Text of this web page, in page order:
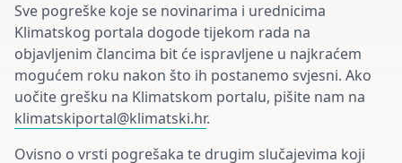
Sve pogreške koje se novinarima i urednicima
Klimatskog portala dogode tijekom rada na
objavljenim člancima bit će ispravljene u najkraćem
mogućem roku nakon što ih postanemo svjesni. Ako
uočite grešku na Klimatskom portalu, pišite nam na
klimatskiportal@klimatski.hr.
Ovisno o vrsti pogrešaka te drugim slučajevima koji